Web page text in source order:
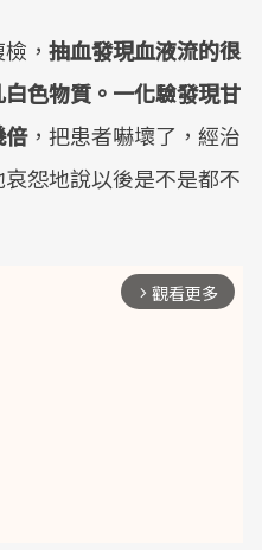
， 抽血發現血液流的很
色物質。一化驗發現甘
倍，把患者嚇壞了，經治
怨地說以後是不是都不
arrow_forward_ios 觀看更多